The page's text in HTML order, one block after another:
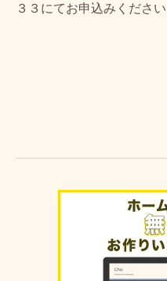
３３にてお申込みください